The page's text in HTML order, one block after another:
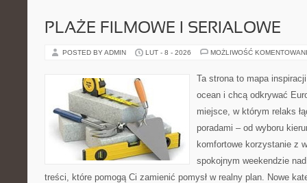
PLAŻE FILMOWE I SERIALOWE
POSTED BY ADMIN LUT - 8 - 2026 MOŻLIWOŚĆ
Ta strona to mapa
ocean i chcą odkrywać
miejsce, w którym relaks
poradami – od wyboru
komfortowe korzystanie z
spokojnym weekendzie
treści, które pomogą Ci zamienić pomysł w realny plan. Nowe